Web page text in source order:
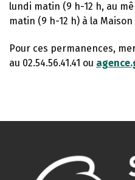
lundi matin (9 h-12 h, au
matin (9 h-12 h) à la
Pour ces permanences,
au 02.54.56.41.41 ou